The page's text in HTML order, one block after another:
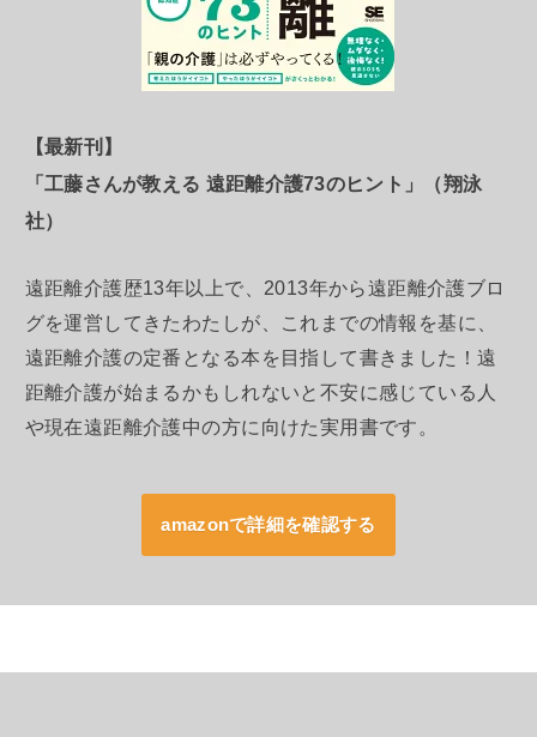
【最新刊】
「工藤さんが教える 遠距離介護73のヒント」（翔泳
社）
遠距離介護歴13年以上で、2013年から遠距離介護ブロ
グを運営してきたわたしが、これまでの情報を基に、
遠距離介護の定番となる本を目指して書きました！遠
距離介護が始まるかもしれないと不安に感じている人
や現在遠距離介護中の方に向けた実用書です。
amazonで詳細を確認する